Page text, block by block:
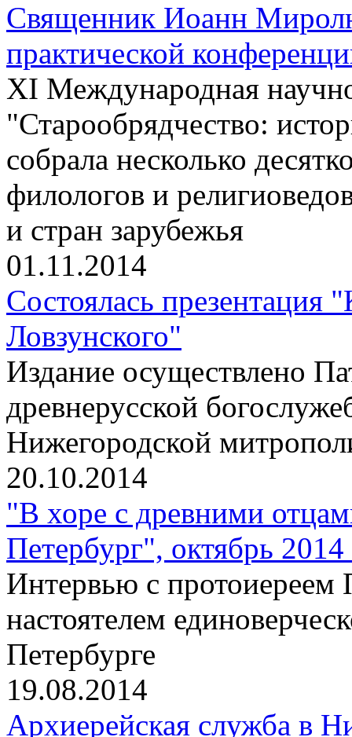
Священник Иоанн
практической
XI Международная
"Старообрядчество:
собрала несколько
филологов и
и стран зарубежья
01.11.2014
Состоялась
Ловзунского"
Издание осуществлено
древнерусской
Нижегородской
20.10.2014
"В хоре с древними
Петербург", октябрь 2014
Интервью с
настоятелем
Петербурге
19.08.2014
Архиерейская служба в